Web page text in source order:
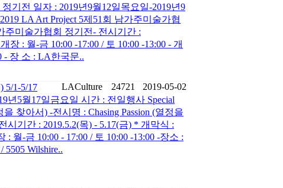
기전 일자 : 2019년9월12일목요일-2019년9
LA Art Project 5제51회 남가주미술가협
주미술가협회 정기전- 전시기간 :
장 : 월-금 10:00 -17:00 / 토 10:00 -13:00 - 개
- 장 소 : LA한국문..
5/1-5/17 LACulture 24721
2019-05-02
년5월17일금요일 시간 : 전일행사 Special
을 찾아서) -전시명 : Chasing Passion (열정을
기간 : 2019.5.2(목) - 5.17(금) * 개막식 :
: 월-금 10:00 - 17:00 / 토 10:00 -13:00 -장소 :
Wilshire..